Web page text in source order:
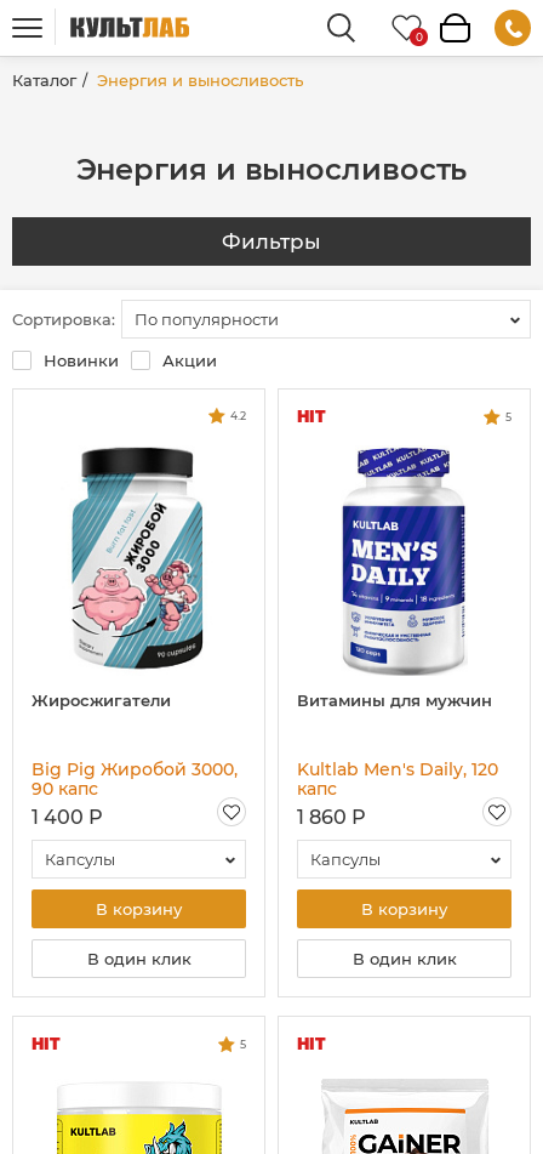
Каталог Энергия и выносливость
Энергия и выносливость
Фильтры
Сортировка: По популярности
Новинки Акции
Жиросжигатели
Big Pig Жиробой 3000,
90 капс
4.2
1 400 Р
Капсулы
В корзину
В один клик
Витамины для мужчин
Kultlab Men's Daily, 120
капc
HIT 5
1 860 Р
Капсулы
В корзину
В один клик
HIT 5 HIT